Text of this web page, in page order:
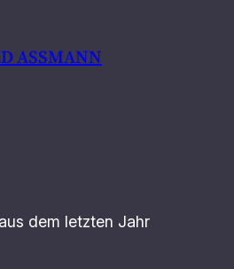
ASSMANN
dem letzten Jahr